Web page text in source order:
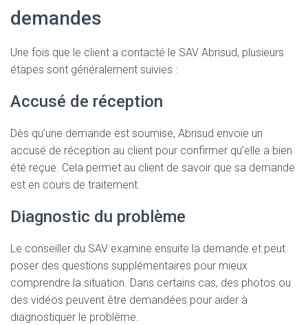
demandes
Une fois que le client a contacté le SAV Abrisud, plusieurs
étapes sont généralement suivies :
Accusé de réception
Dès qu’une demande est soumise, Abrisud envoie un
accusé de réception au client pour confirmer qu’elle a bien
été reçue. Cela permet au client de savoir que sa demande
est en cours de traitement.
Diagnostic du problème
Le conseiller du SAV examine ensuite la demande et peut
poser des questions supplémentaires pour mieux
comprendre la situation. Dans certains cas, des photos ou
des vidéos peuvent être demandées pour aider à
diagnostiquer le problème.